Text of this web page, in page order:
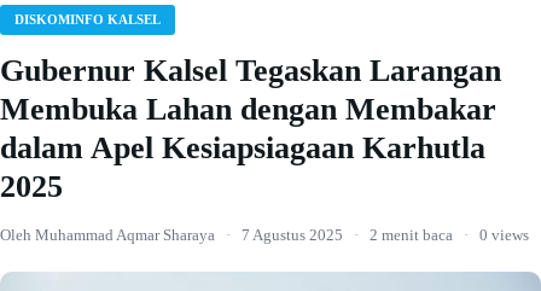
DISKOMINFO KALSEL
Gubernur Kalsel Tegaskan Larangan
Membuka Lahan dengan Membakar
dalam Apel Kesiapsiagaan Karhutla
2025
Oleh Muhammad Aqmar Sharaya · 7 Agustus 2025 · 2 menit baca · 0 views